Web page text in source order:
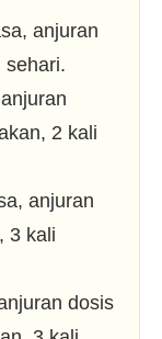
anjuran
sehari.
2 kali
anjuran
3 kali
dosis